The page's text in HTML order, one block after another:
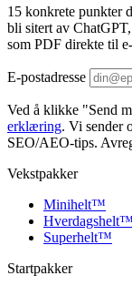
15 konkrete punkter
bli sitert av
som PDF direkte til
E-postadresse
Ved å klikke "Send
erklæring. Vi sender
SEO/AEO-tips.
Vekstpakker
Minihelt™
Hverdagshelt™
Superhelt™
Startpakker